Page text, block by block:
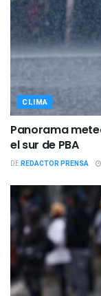
CLIMA
Panorama
el sur de PBA
DEREDACTOR PRENSA